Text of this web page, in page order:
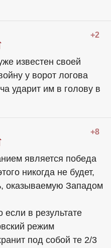
+2
известен своей
у ворот логова
ударит им в голову в
+8
является победа
никогда не будет,
оказываемую Западом
в результате
режим
под собой те 2/3